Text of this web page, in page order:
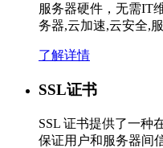
服务器硬件，无需IT
务器,云加速,云安全,
了解详情
SSL证书
SSL 证书提供了一种
保证用户和服务器间